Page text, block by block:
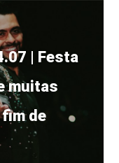
| Festa
muitas
de